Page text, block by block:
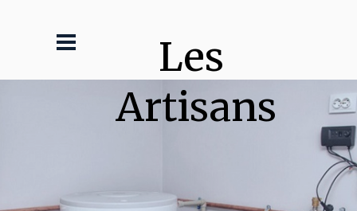
Les
Artisans